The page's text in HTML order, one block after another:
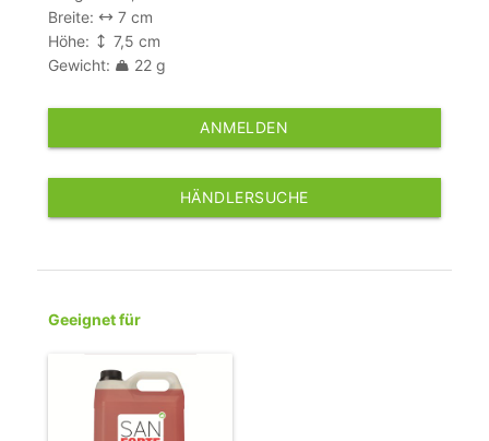
Breite:
7 cm
Höhe:
7,5 cm
Gewicht:
22 g
ANMELDEN
HÄNDLERSUCHE
Geeignet für